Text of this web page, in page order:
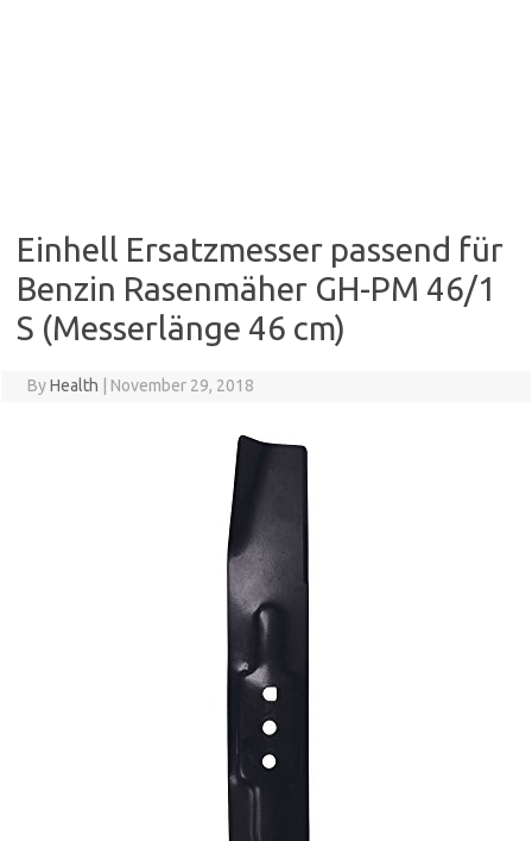
Einhell Ersatzmesser passend für
Benzin Rasenmäher GH-PM 46/1
S (Messerlänge 46 cm)
ByHealth November 29, 2018